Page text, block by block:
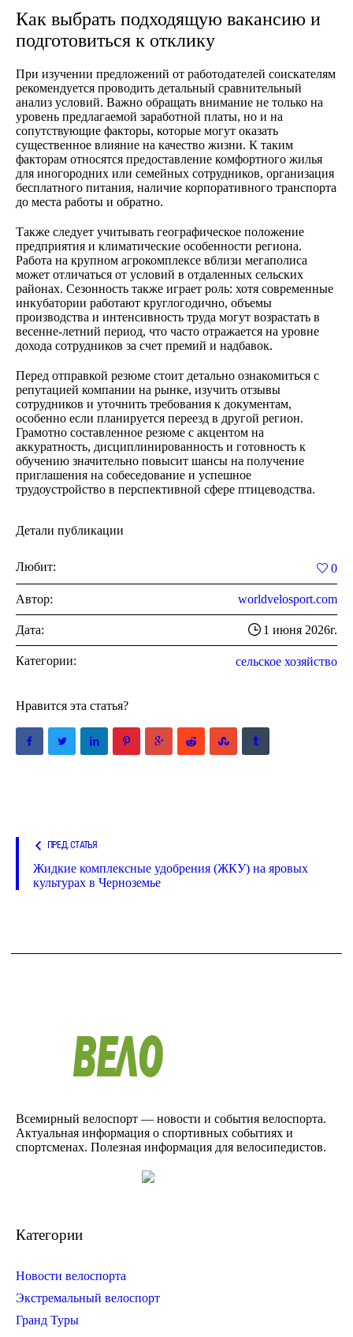
Как выбрать подходящую вакансию и
подготовиться к отклику
При изучении предложений от работодателей соискателям
рекомендуется проводить детальный сравнительный
анализ условий. Важно обращать внимание не только на
уровень предлагаемой заработной платы, но и на
сопутствующие факторы, которые могут оказать
существенное влияние на качество жизни. К таким
факторам относятся предоставление комфортного жилья
для иногородних или семейных сотрудников, организация
бесплатного питания, наличие корпоративного транспорта
до места работы и обратно.
Также следует учитывать географическое положение
предприятия и климатические особенности региона.
Работа на крупном агрокомплексе вблизи мегаполиса
может отличаться от условий в отдаленных сельских
районах. Сезонность также играет роль: хотя современные
инкубатории работают круглогодично, объемы
производства и интенсивность труда могут возрастать в
весенне-летний период, что часто отражается на уровне
дохода сотрудников за счет премий и надбавок.
Перед отправкой резюме стоит детально ознакомиться с
репутацией компании на рынке, изучить отзывы
сотрудников и уточнить требования к документам,
особенно если планируется переезд в другой регион.
Грамотно составленное резюме с акцентом на
аккуратность, дисциплинированность и готовность к
обучению значительно повысит шансы на получение
приглашения на собеседование и успешное
трудоустройство в перспективной сфере птицеводства.
Детали публикации
Любит: 0
Автор: worldvelosport.com
Дата: 1 июня 2026г.
Категории: сельское хозяйство
Нравится эта статья?
ПРЕД. СТАТЬЯ
Жидкие комплексные удобрения (ЖКУ) на яровых
культурах в Черноземье
Всемирный велоспорт — новости и события велоспорта.
Актуальная информация о спортивных событиях и
спортсменах. Полезная информация для велосипедистов.
Категории
Новости велоспорта
Экстремальный велоспорт
Гранд Туры